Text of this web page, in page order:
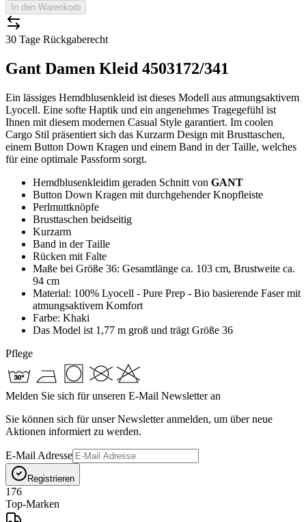
In den Warenkorb
30 Tage Rückgaberecht
Gant Damen Kleid 4503172/341
Ein lässiges Hemdblusenkleid ist dieses Modell aus atmungsaktivem
Lyocell. Eine softe Haptik und ein angenehmes Tragegefühl ist
Ihnen mit diesem modernen Casual Style garantiert. Im coolen
Cargo Stil präsentiert sich das Kurzarm Design mit Brusttaschen,
einem Button Down Kragen und einem Band in der Taille, welches
für eine optimale Passform sorgt.
Hemdblusenkleidim geraden Schnitt von GANT
Button Down Kragen mit durchgehender Knopfleiste
Perlmuttknöpfe
Brusttaschen beidseitig
Kurzarm
Band in der Taille
Rücken mit Falte
Maße bei Größe 36: Gesamtlänge ca. 103 cm, Brustweite ca.
94 cm
Material: 100% Lyocell - Pure Prep - Bio basierende Faser mit
atmungsaktivem Komfort
Farbe: Khaki
Das Model ist 1,77 m groß und trägt Größe 36
Pflege
Melden Sie sich für unseren E-Mail Newsletter an
Sie können sich für unser Newsletter anmelden, um über neue
Aktionen informiert zu werden.
E-Mail Adresse
Registrieren
176
Top-Marken